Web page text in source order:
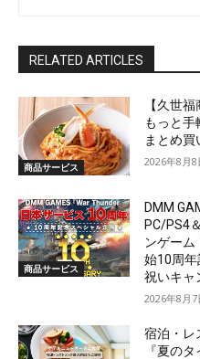
RELATED ARTICLES
商品サービス
【久世
もっと手
まとめ
2026年8月8
商品サービス
DMM
PC/PS4
ンゲーム
始10周
祝いキャ
2026年8月7
宿泊・レ
『夏の